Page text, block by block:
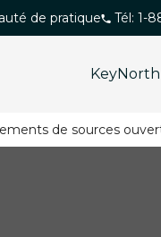
de pratique Tél: 1-